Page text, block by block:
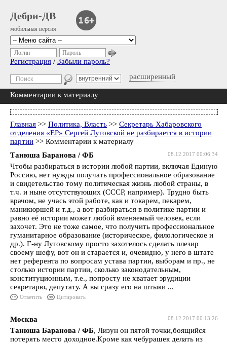
Дебри-ДВ
мобильная версия
расширенный
Логин Пароль
Регистрация / Забыли пароль?
Комментарии к материалу
Главная >> Политика, Власть >> Секретарь Хабаровского
отделения «ЕР» Сергей Луговской не разбирается в истории
партии >> Комментарии к материалу
08.12.2017 00:06:34
Танюша Баранова / ФБ
Чтобы разбираться в истории любой партии, включая Единую
Россию, нет нужды получать профессиональное образование
и свидетельство тому политическая жизнь любой страны, в
т.ч. и ныне отсутствующих (СССР, например). Трудно быть
врачом, не учась этой работе, как и токарем, пекарем,
маникюршей и т.д., а вот разбираться в политике партии и
равно её истории может любой вменяемый человек, если
захочет. Это не тоже самое, что получить профессиональное
гуманитарное образование (историческое, филологическое и
др.). Г-ну Луговскому просто захотелось сделать плезир
своему шефу, вот он и старается и, очевидно, у него в штате
нет референта по вопросам устава партии, выборам и пр., не
столько истории партии, сколько законодательным,
конституционным, т.е., попросту не хватает эрудиции
секретарю, депутату. А вы сразу его на штыки ...
Ответить Цитировать
08.12.2017 00:13:26
Москва
Танюша Баранова / ФБ, Лизун он пятой точки,боящийся
потерять место доходное.Кроме как чебурашек делать из